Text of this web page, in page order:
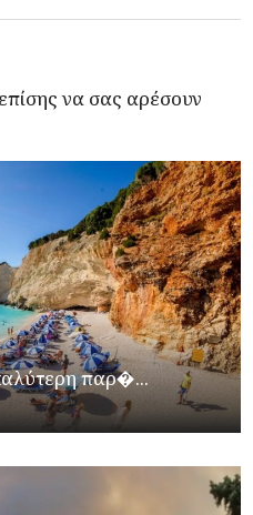
να σας αρέσουν
παρ�...